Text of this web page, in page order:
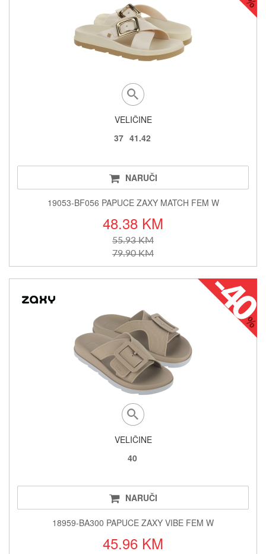
VELIČINE
37 41.42
NARUČI
19053-BF056 PAPUCE ZAXY MATCH FEM W
48.38 KM
55.93 KM
79.90 KM
VELIČINE
40
NARUČI
18959-BA300 PAPUCE ZAXY VIBE FEM W
45.96 KM